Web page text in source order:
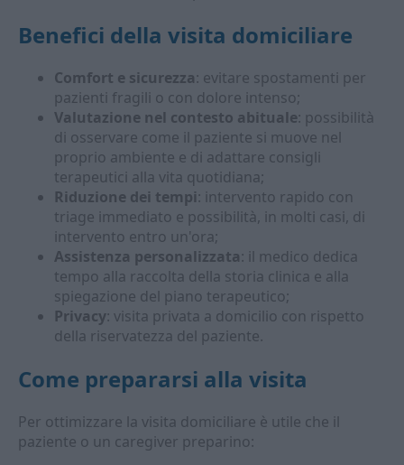
Benefici della visita domiciliare
Comfort e sicurezza: evitare spostamenti per
pazienti fragili o con dolore intenso;
Valutazione nel contesto abituale: possibilità
di osservare come il paziente si muove nel
proprio ambiente e di adattare consigli
terapeutici alla vita quotidiana;
Riduzione dei tempi: intervento rapido con
triage immediato e possibilità, in molti casi, di
intervento entro un'ora;
Assistenza personalizzata: il medico dedica
tempo alla raccolta della storia clinica e alla
spiegazione del piano terapeutico;
Privacy: visita privata a domicilio con rispetto
della riservatezza del paziente.
Come prepararsi alla visita
Per ottimizzare la visita domiciliare è utile che il
paziente o un caregiver preparino: